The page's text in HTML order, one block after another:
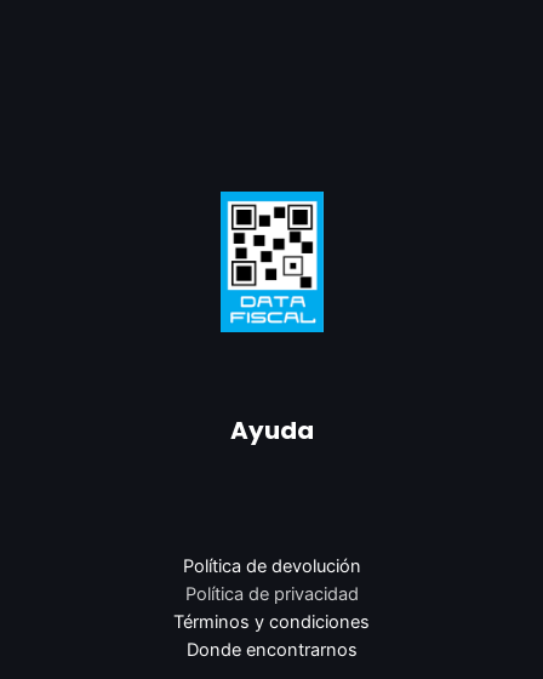
Ayuda
Política de devolución
Política de privacidad
Términos y condiciones
Donde encontrarnos